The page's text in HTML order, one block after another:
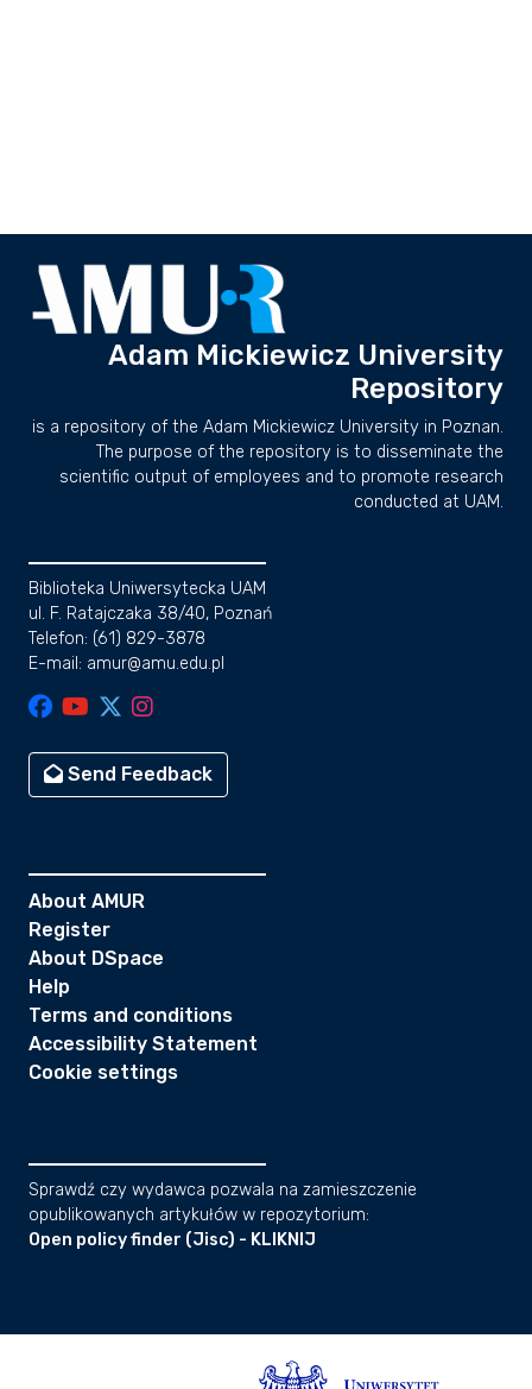
Adam Mickiewicz University
Repository
is a repository of the Adam Mickiewicz University in Poznan.
The purpose of the repository is to disseminate the
scientific output of employees and to promote research
conducted at UAM.
Biblioteka Uniwersytecka UAM
ul. F. Ratajczaka 38/40, Poznań
Telefon: (61) 829-3878
E-mail: amur@amu.edu.pl
Send Feedback
About AMUR
Register
About DSpace
Help
Terms and conditions
Accessibility Statement
Cookie settings
Sprawdź czy wydawca pozwala na zamieszczenie
opublikowanych artykułów w repozytorium:
Open policy finder (Jisc) - KLIKNIJ